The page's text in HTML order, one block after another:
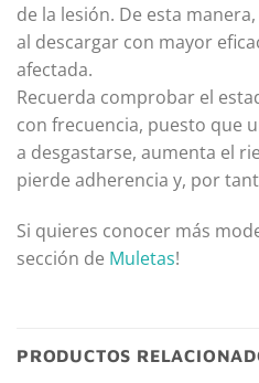
de la lesión. De esta
al descargar con mayor
afectada.
Recuerda comprobar el
con frecuencia, puesto que
a desgastarse, aumenta el
pierde adherencia y, por
Si quieres conocer más
sección de Muletas!
PRODUCTOS